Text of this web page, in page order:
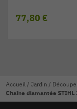
77,80 €
Accueil / Jardin /
Chaîne diamantée STIHL